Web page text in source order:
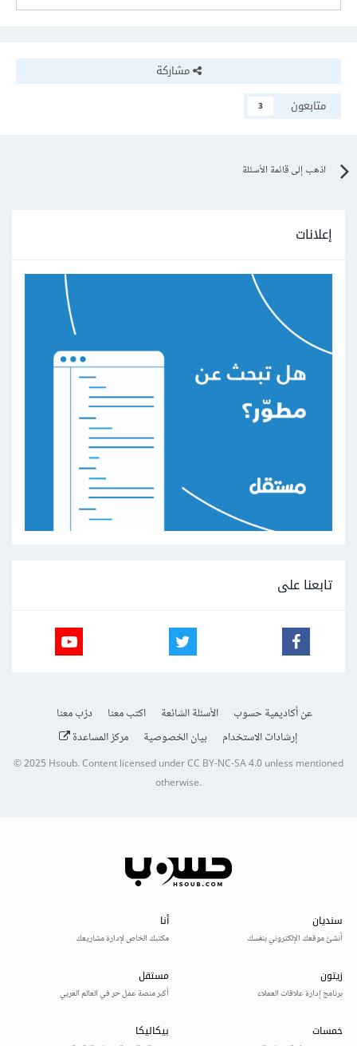
مشاركة
متابعون
3
اذهب إلى قائمة الأسئلة
إعلانات
تابعنا على
عن أكاديمية حسوب الأسئلة الشائعة اكتب معنا
درّب معنا
إرشادات الاستخدام
بيان الخصوصية مركز المساعدة
© 2025Hsoub.Content licensed underCC BY-NC-SA 4.0unless mentioned
otherwise.